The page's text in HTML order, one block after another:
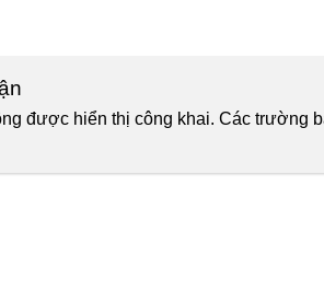
được hiển thị công khai. Các trường